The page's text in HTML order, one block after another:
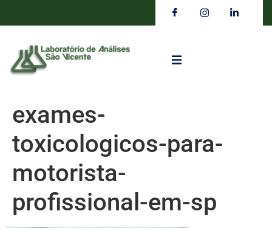
exames-
toxicologicos-para-
motorista-
profissional-em-sp